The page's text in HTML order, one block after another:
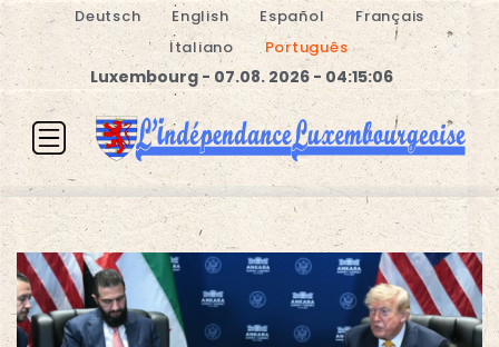
Deutsch English Español
Français
Italiano
Português
Luxembourg - 07.08. 2026 - 04:15:06